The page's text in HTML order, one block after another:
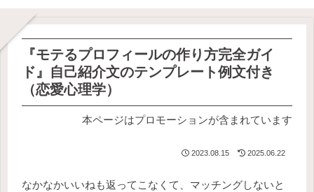
『モテるプロフィールの作り方完全ガイ
ド』自己紹介文のテンプレート例文付き
（恋愛心理学）
本ページはプロモーションが含まれています
2023.08.15 2025.06.22
なかなかいいねも返ってこなくて、マッチングしないと